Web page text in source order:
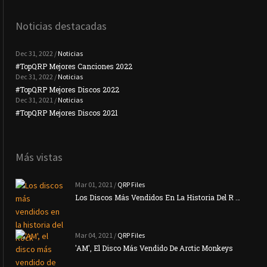
Noticias destacadas
Dec 31, 2022 / Noticias
#TopQRP Mejores Canciones 2022
Dec 31, 2022 / Noticias
#TopQRP Mejores Discos 2022
Dec 31, 2021 / Noticias
#TopQRP Mejores Discos 2021
Más vistas
Mar 01, 2021 / QRP Files
Los Discos Más Vendidos En La Historia Del R …
Mar 04, 2021 / QRP Files
'AM', El Disco Más Vendido De Arctic Monkeys